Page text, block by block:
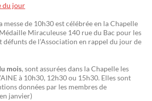
du jour
messe de 10h30 est célébrée en la Chapelle
Miraculeuse 140 rue du Bac pour les
défunts de l’Association en rappel du jour de
mois, sont assurées dans la Chapelle les
à 10h30, 12h30 ou 15h30. Elles sont
données par les membres de
janvier)